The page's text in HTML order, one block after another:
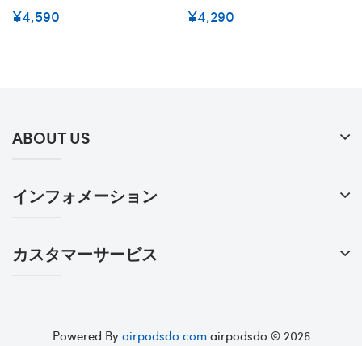
¥4,590 ¥4,290
ABOUT US
インフォメーション
カスタマーサービス
Powered Byairpodsdo.comairpodsdo © 2026